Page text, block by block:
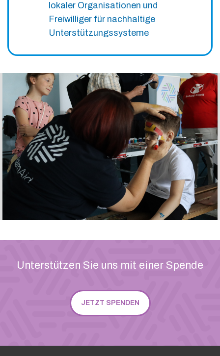
lokaler Organisationen und
Freiwilliger für nachhaltige
Unterstützungssysteme
Unterstützen Sie uns mit einer Spende
JETZT SPENDEN